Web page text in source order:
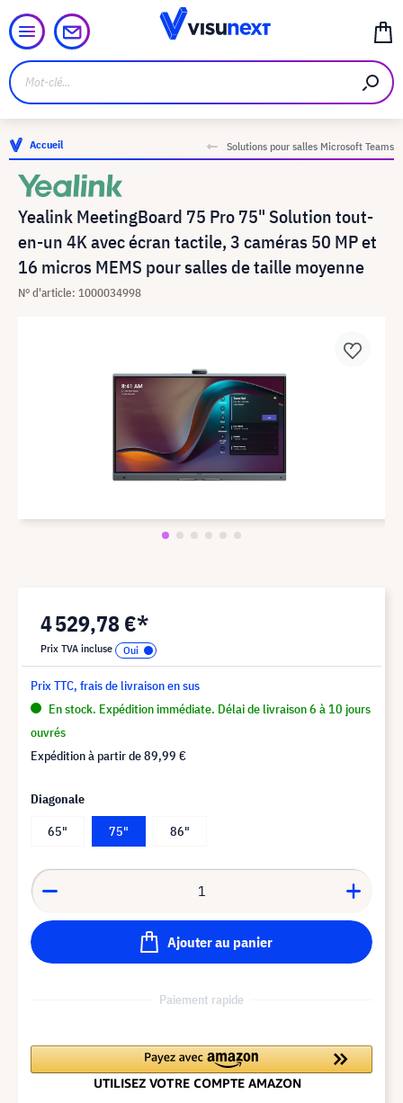
Accueil Solutions pour salles Microsoft Teams
Yealink MeetingBoard 75 Pro 75" Solution tout-
en-un 4K avec écran tactile, 3 caméras 50 MP et
16 micros MEMS pour salles de taille moyenne
N° d'article: 1000034998
4 529,78 €*
Prix TVA incluse
Prix TTC, frais de livraison en sus
En stock. Expédition immédiate. Délai de livraison 6 à 10 jours
ouvrés
Expédition à partir de89,99 €
Diagonale
65"
75" 86"
Ajouter au panier
Paiement rapide